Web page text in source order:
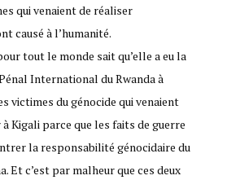
qui venaient de réaliser
causé à l’humanité.
tout le monde sait qu’elle a eu la
International du Rwanda à
victimes du génocide qui venaient
Kigali parce que les faits de guerre
la responsabilité génocidaire du
Et c’est par malheur que ces deux